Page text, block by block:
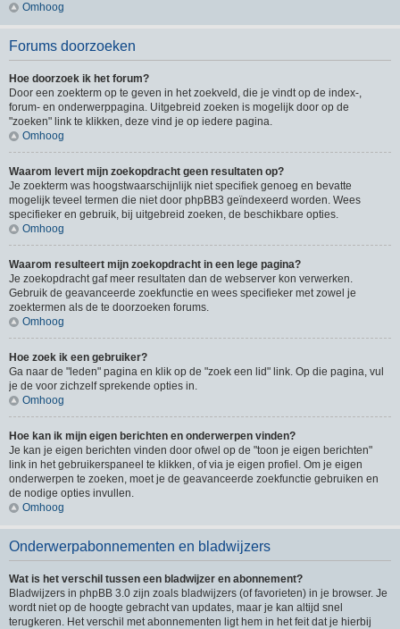
Omhoog
Forums doorzoeken
Hoe doorzoek ik het forum?
Door een zoekterm op te geven in het zoekveld, die je vindt op de index-,
forum- en onderwerppagina. Uitgebreid zoeken is mogelijk door op de
"zoeken" link te klikken, deze vind je op iedere pagina.
Omhoog
Waarom levert mijn zoekopdracht geen resultaten op?
Je zoekterm was hoogstwaarschijnlijk niet specifiek genoeg en bevatte
mogelijk teveel termen die niet door phpBB3 geïndexeerd worden. Wees
specifieker en gebruik, bij uitgebreid zoeken, de beschikbare opties.
Omhoog
Waarom resulteert mijn zoekopdracht in een lege pagina?
Je zoekopdracht gaf meer resultaten dan de webserver kon verwerken.
Gebruik de geavanceerde zoekfunctie en wees specifieker met zowel je
zoektermen als de te doorzoeken forums.
Omhoog
Hoe zoek ik een gebruiker?
Ga naar de "leden" pagina en klik op de "zoek een lid" link. Op die pagina, vul
je de voor zichzelf sprekende opties in.
Omhoog
Hoe kan ik mijn eigen berichten en onderwerpen vinden?
Je kan je eigen berichten vinden door ofwel op de "toon je eigen berichten"
link in het gebruikerspaneel te klikken, of via je eigen profiel. Om je eigen
onderwerpen te zoeken, moet je de geavanceerde zoekfunctie gebruiken en
de nodige opties invullen.
Omhoog
Onderwerpabonnementen en bladwijzers
Wat is het verschil tussen een bladwijzer en abonnement?
Bladwijzers in phpBB 3.0 zijn zoals bladwijzers (of favorieten) in je browser. Je
wordt niet op de hoogte gebracht van updates, maar je kan altijd snel
terugkeren. Het verschil met abonnementen ligt hem in het feit dat je hierbij